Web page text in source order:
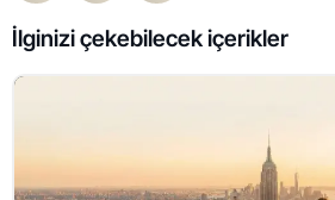
İlginizi çekebilecek içerikler